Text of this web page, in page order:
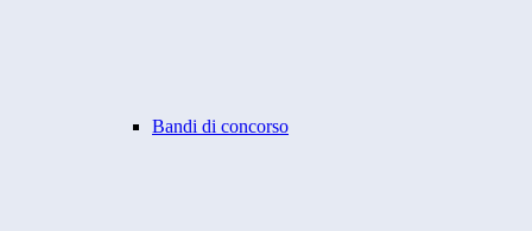
Bandi di concorso